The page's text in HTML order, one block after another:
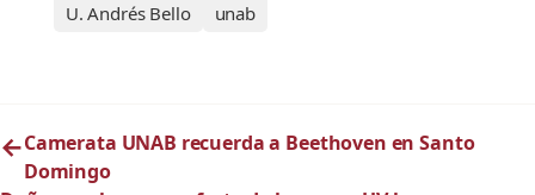
U. Andrés Bello
unab
←Camerata UNAB recuerda a Beethoven en Santo
Domingo